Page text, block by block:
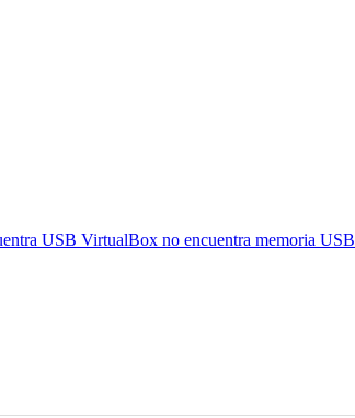
USB VirtualBox no encuentra memoria USB